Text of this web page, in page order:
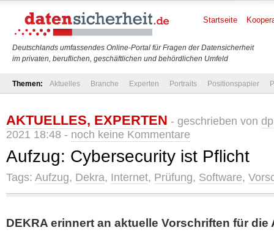
Deutschlands umfassendes Online-Portal für Fragen der Datensicherheit
im privaten, beruflichen, geschäftlichen und behördlichen Umfeld
Startseite
Themen: Aktuelles Branche Experten Portraits Positionspapier
AKTUELLES, EXPERTEN - geschrieben von dp
2021 18:48 - noch keine Kommentare
Aufzug: Cybersecurity ist Pflicht
Tags: Aufzug, Dekra, Internet, Prüfung, Software,
DEKRA erinnert an aktuelle Vorschriften für